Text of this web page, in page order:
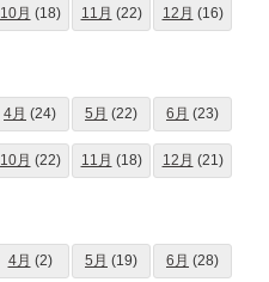
10月 (18) 11月 (22) 12月 (16)
4月 (24) 5月 (22) 6月 (23)
10月 (22) 11月 (18) 12月 (21)
4月 (2) 5月 (19) 6月 (28)